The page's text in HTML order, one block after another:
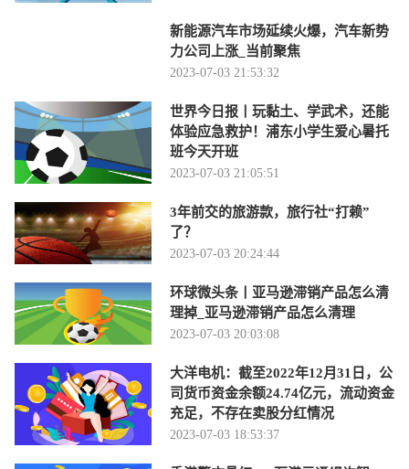
新能源汽车市场延续火爆，汽车新势
力公司上涨_当前聚焦
2023-07-03 21:53:32
世界今日报丨玩黏土、学武术，还能
体验应急救护！浦东小学生爱心暑托
班今天开班
2023-07-03 21:05:51
3年前交的旅游款，旅行社“打赖”
了？
2023-07-03 20:24:44
环球微头条丨亚马逊滞销产品怎么清
理掉_亚马逊滞销产品怎么清理
2023-07-03 20:03:08
大洋电机：截至2022年12月31日，公
司货币资金余额24.74亿元，流动资金
充足，不存在卖股分红情况
2023-07-03 18:53:37